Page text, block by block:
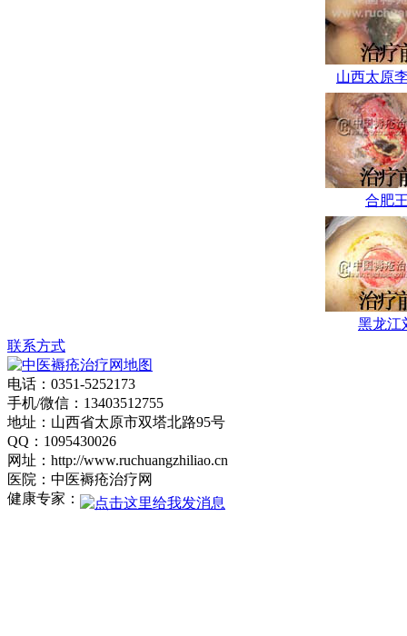
医学会高压氧专业
委员，曾多次赴上
海长海医院、湖南
习。从事外科工作
多年，对褥疮清创
及窦道清除临床经
山西太原
合肥
黑龙江
联系方式
电话：0351-5252173
手机/微信：13403512755
地址：山西省太原市双塔北路95号
QQ：1095430026
网址：http://www.ruchuangzhiliao.cn
医院：中医褥疮治疗网
健康专家：